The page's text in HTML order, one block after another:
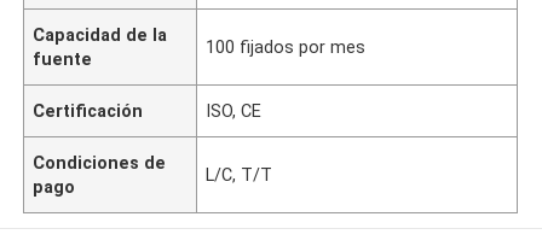
Capacidad de la
fuente
100 fijados por mes
Certificación ISO, CE
Condiciones de
pago
L/C, T/T